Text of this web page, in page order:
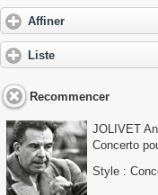
Affiner
Liste
Recommencer
JOLIVET
Concerto
Style :